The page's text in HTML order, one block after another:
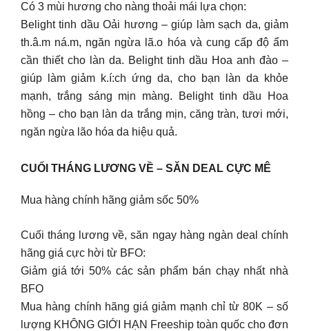
Có 3 mùi hương cho nàng thoải mái lựa chọn:
Belight tinh dầu Oải hương – giúp làm sạch da, giảm
th.â.m ná.m, ngăn ngừa lã.o hóa và cung cấp độ ẩm
cần thiết cho làn da. Belight tinh dầu Hoa anh đào –
giúp làm giảm k.í:ch ứng da, cho bạn làn da khỏe
mạnh, trắng sáng mịn màng. Belight tinh dầu Hoa
hồng – cho bạn làn da trắng mịn, căng tràn, tươi mới,
ngăn ngừa lão hóa da hiệu quả.
CUỐI THÁNG LƯƠNG VỀ – SĂN DEAL CỰC MÊ
Mua hàng chính hãng giảm sốc 50%
Cuối tháng lương về, săn ngay hàng ngàn deal chính
hãng giá cực hời từ BFO:
Giảm giá tới 50% các sản phẩm bán chạy nhất nhà
BFO
Mua hàng chính hãng giá giảm mạnh chỉ từ 80K – số
lượng KHÔNG GIỚI HẠN Freeship toàn quốc cho đơn